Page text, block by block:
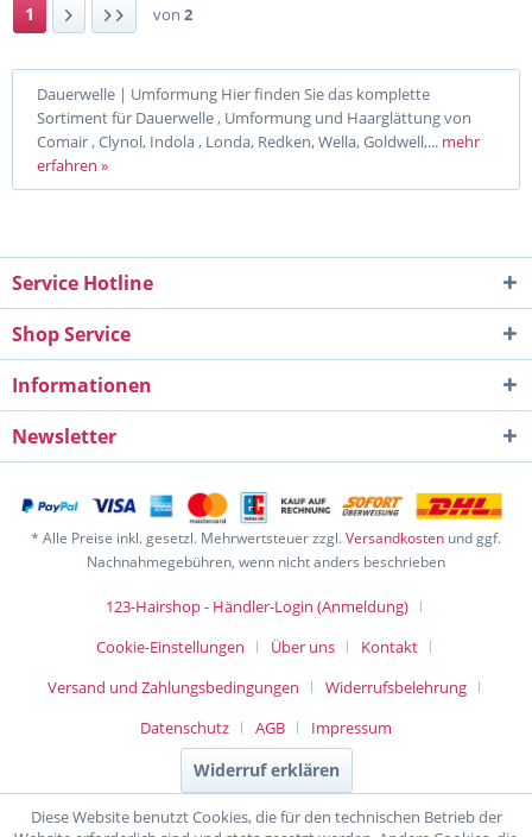
1 von 2
Dauerwelle | Umformung Hier finden Sie das komplette
Sortiment für Dauerwelle , Umformung und Haarglättung von
Comair , Clynol, Indola , Londa, Redken, Wella, Goldwell,... mehr
erfahren »
Service Hotline
Shop Service
Informationen
Newsletter
* Alle Preise inkl. gesetzl. Mehrwertsteuer zzgl.Versandkosten und ggf.
Nachnahmegebühren, wenn nicht anders beschrieben
123-Hairshop - Händler-Login (Anmeldung)
Cookie-Einstellungen
Über uns
Kontakt
Versand und Zahlungsbedingungen
Widerrufsbelehrung
Datenschutz
AGB Impressum
Widerruf erklären
Diese Website benutzt Cookies, die für den technischen Betrieb der